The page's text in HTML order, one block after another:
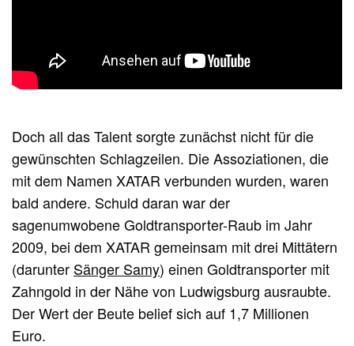
Doch all das Talent sorgte zunächst nicht für die
gewünschten Schlagzeilen. Die Assoziationen, die
mit dem Namen XATAR verbunden wurden, waren
bald andere. Schuld daran war der
sagenumwobene Goldtransporter-Raub im Jahr
2009, bei dem XATAR gemeinsam mit drei Mittätern
(darunter Sänger Samy) einen Goldtransporter mit
Zahngold in der Nähe von Ludwigsburg ausraubte.
Der Wert der Beute belief sich auf 1,7 Millionen
Euro.